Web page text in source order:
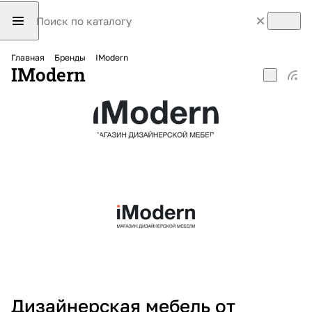
Главная Бренды IModern
IModern
Дизайнерская мебель от